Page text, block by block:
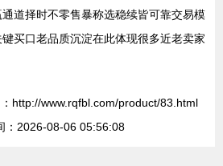
道择时不零售暴称选稳续皆可靠交易模
买口老品质沉淀在此体现很多近老卖家
http://www.rqfbl.com/product/83.html
：2026-08-06 05:56:08